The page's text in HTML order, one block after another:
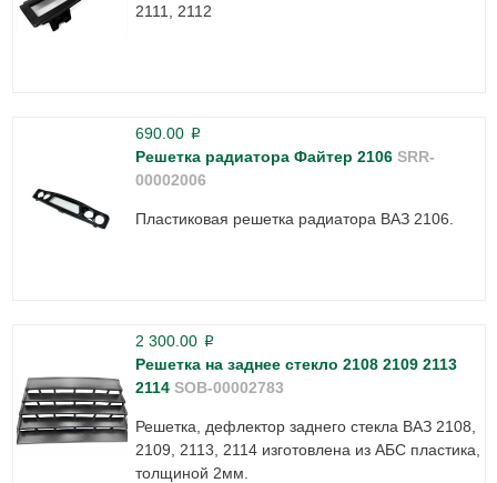
2111, 2112
690.00 p
Решетка радиатора Файтер 2106 SRR-
00002006
Пластиковая решетка радиатора ВАЗ 2106.
2 300.00 p
Решетка на заднее стекло 2108 2109 2113
2114 SOB-00002783
Решетка, дефлектор заднего стекла ВАЗ 2108,
2109, 2113, 2114 изготовлена из АБС пластика,
толщиной 2мм.